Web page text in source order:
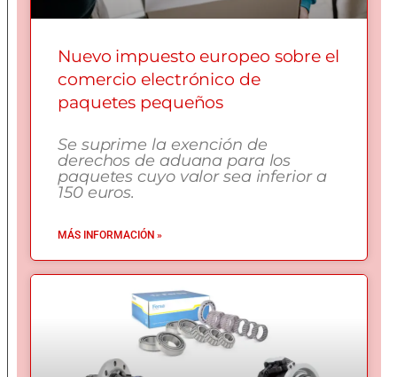
Nuevo impuesto europeo sobre el
comercio electrónico de
paquetes pequeños
Se suprime la exención de
derechos de aduana para los
paquetes cuyo valor sea inferior a
150 euros.
MÁS INFORMACIÓN »